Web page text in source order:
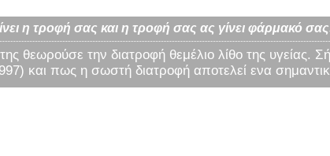
η τροφή σας και η τροφή σας ας γίνει φάρμακό
θεωρούσε την διατροφή θεμέλιο λίθο της υγείας.
και πως η σωστή διατροφή αποτελεί ενα